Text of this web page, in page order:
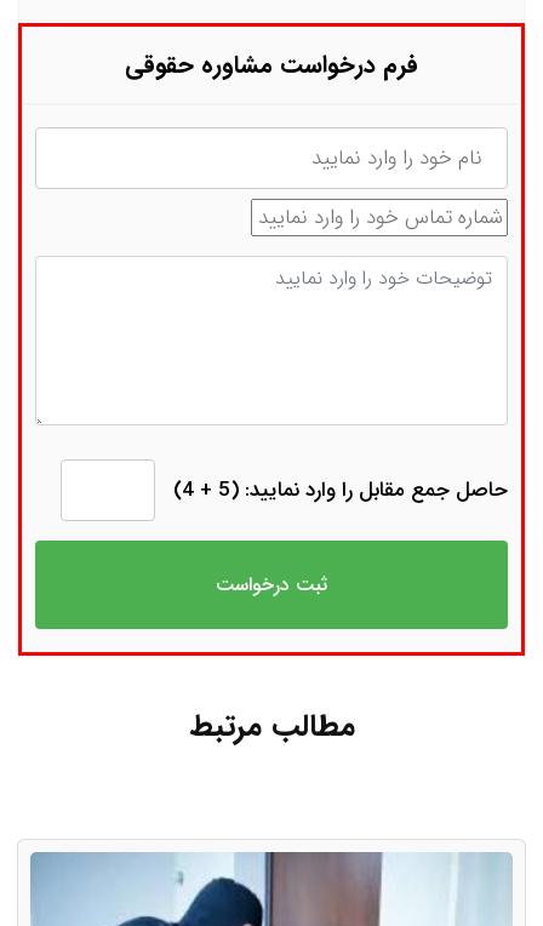
فرم درخواست مشاوره حقوقی
نام
شماره تماس
توضیحات
حاصل جمع مقابل را وارد نمایید: (5 + 4)
مطالب مرتبط